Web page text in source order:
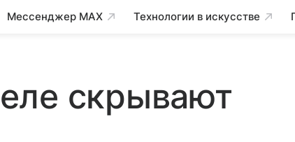
Мессенджер MAX Технологии в искусстве
скрывают